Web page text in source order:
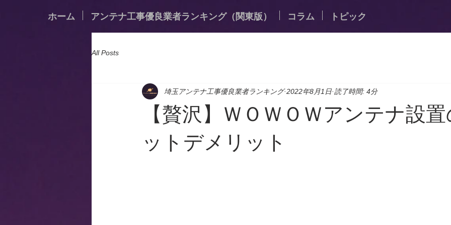
All Posts
【贅沢】ＷＯＷＯＷアンテナ設
ットデメリット
埼玉アンテナ工事優良業者ランキング 2022年8月1日 読了時間: 4分
ホーム アンテナ工事優良業者ランキング（関東版） コラム トピック